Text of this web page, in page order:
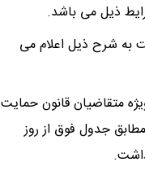
ذیل می باشد.
به شرح ذیل اعلام می
شرکت ایران خودرو ویژه متقاضیان قانون حمایت
جدول فوق از روز